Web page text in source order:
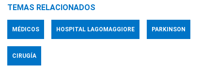
TEMAS RELACIONADOS
MÉDICOS HOSPITAL LAGOMAGGIORE PARKINSON
CIRUGÍA